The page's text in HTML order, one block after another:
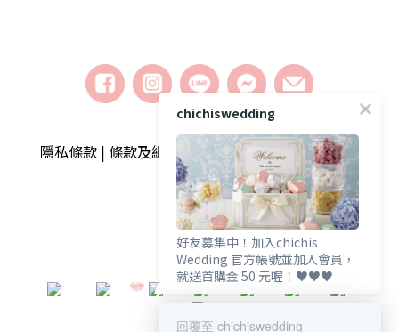
隱私條款 | 條款及細則 | 2018 © chichiswedding婚
禮小物
chichiswedding
好友募集中！加入chichis
Wedding 官方帳號並加入會員，
就送首購金 50 元喔！♥️♥️♥️
回覆至 chichiswedding